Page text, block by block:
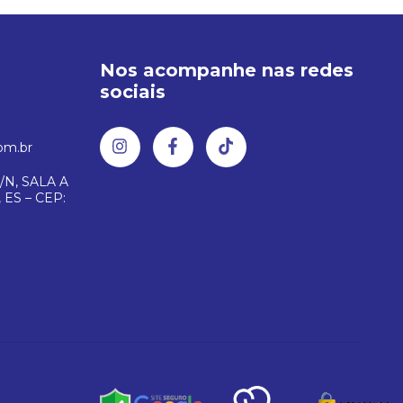
SALA A
– CEP:
Nos acompanhe nas redes
sociais